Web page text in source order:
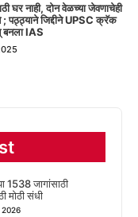
घर नाही, दोन वेळच्या जेवणाचेही
; पठ्ठ्याने जिद्दीने UPSC क्रॅक
IAS
1538 जागांसाठी
मोठी संधी
2026